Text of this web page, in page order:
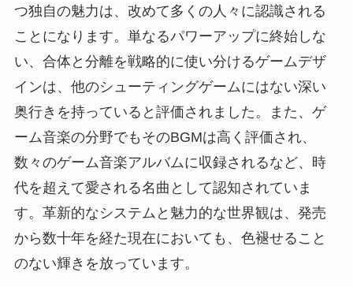
つ独自の魅力は、改めて多くの人々に認識される
ことになります。単なるパワーアップに終始しな
い、合体と分離を戦略的に使い分けるゲームデザ
インは、他のシューティングゲームにはない深い
奥行きを持っていると評価されました。また、ゲ
ーム音楽の分野でもそのBGMは高く評価され、
数々のゲーム音楽アルバムに収録されるなど、時
代を超えて愛される名曲として認知されていま
す。革新的なシステムと魅力的な世界観は、発売
から数十年を経た現在においても、色褪せること
のない輝きを放っています。